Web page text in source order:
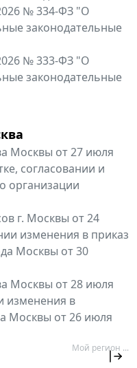
№ 334-ФЗ "О
законодательные
№ 333-ФЗ "О
законодательные
Москвы от 27 июля
согласовании и
организации
г. Москвы от 24
изменения в приказ
Москвы от 30
Москвы от 28 июля
изменения в
Москвы от 26 июля
Мой регион ...